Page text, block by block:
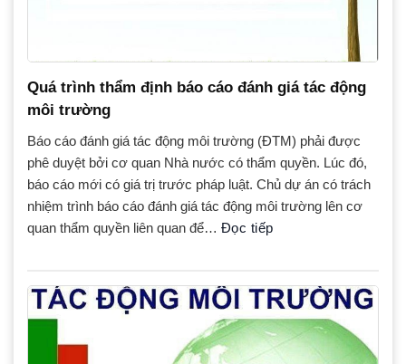
Quá trình thẩm định báo cáo đánh giá tác động
môi trường
Báo cáo đánh giá tác động môi trường (ĐTM) phải được
phê duyệt bởi cơ quan Nhà nước có thẩm quyền. Lúc đó,
báo cáo mới có giá trị trước pháp luật. Chủ dự án có trách
nhiệm trình báo cáo đánh giá tác động môi trường lên cơ
quan thẩm quyền liên quan để… Đọc tiếp